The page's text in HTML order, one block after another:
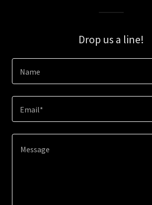
Drop us a line!
Name
Email*